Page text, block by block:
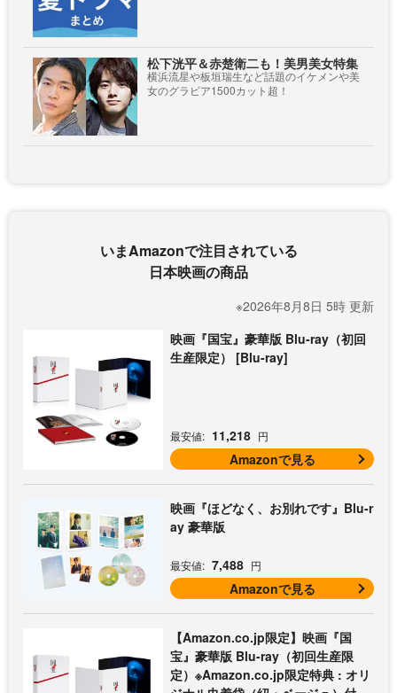
松下洸平＆赤楚衛二も！美男美女特集
横浜流星や板垣瑞生など話題のイケメンや美
女のグラビア1500カット超！
いまAmazonで注目されている
日本映画の商品
※2026年8月8日 5時 更新
映画『国宝』豪華版 Blu-ray（初回
生産限定） [Blu-ray]
最安値: 11,218 円
Amazonで見る
映画『ほどなく、お別れです』Blu-r
ay 豪華版
最安値: 7,488 円
Amazonで見る
【Amazon.co.jp限定】映画『国
宝』豪華版 Blu-ray（初回生産限
定）※Amazon.co.jp限定特典 : オリ